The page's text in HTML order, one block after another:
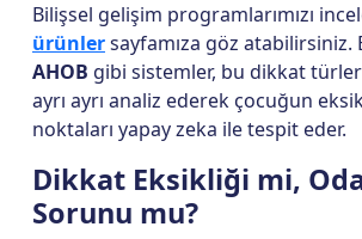
Bilişsel gelişim programlarımızı
ürünlersayfamıza göz atabilirsiniz.
AHOB gibi sistemler, bu dikkat
ayrı ayrı analiz ederek çocuğun
noktaları yapay zeka ile tespit eder.
Dikkat Eksikliği mi,
Sorunu mu?